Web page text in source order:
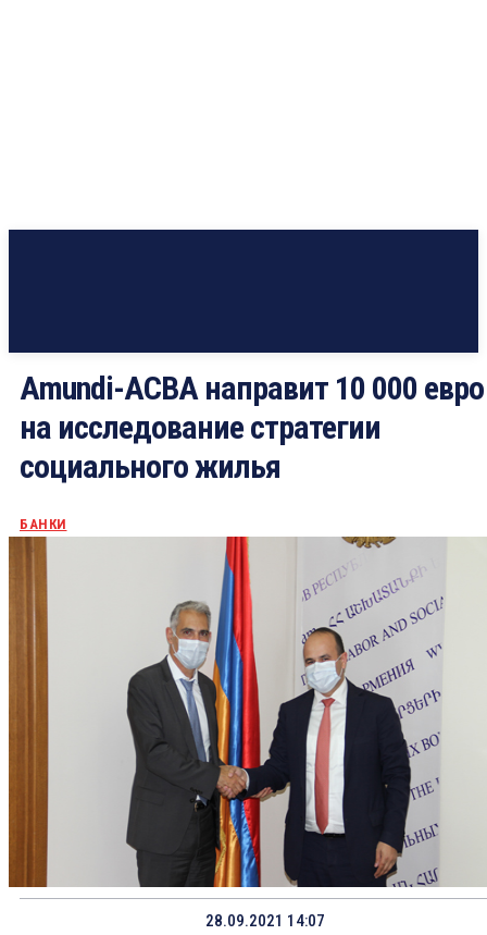
Amundi-ACBA направит 10 000 евро
на исследование стратегии
социального жилья
БАНКИ
28.09.2021 14:07